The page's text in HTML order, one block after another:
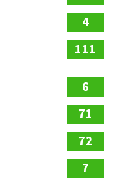
4
111
6
71
72
7